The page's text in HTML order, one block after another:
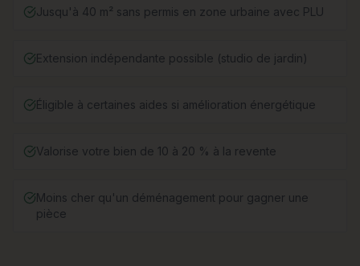
Jusqu'à 40 m² sans permis en zone urbaine avec PLU
Extension indépendante possible (studio de jardin)
Éligible à certaines aides si amélioration énergétique
Valorise votre bien de 10 à 20 % à la revente
Moins cher qu'un déménagement pour gagner une
pièce